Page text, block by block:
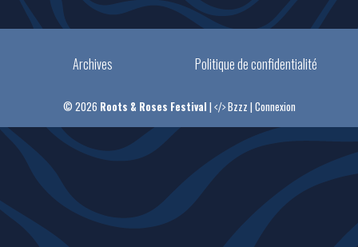
Archives Politique de confidentialité
© 2026 Roots & Roses Festival | Bzzz | Connexion